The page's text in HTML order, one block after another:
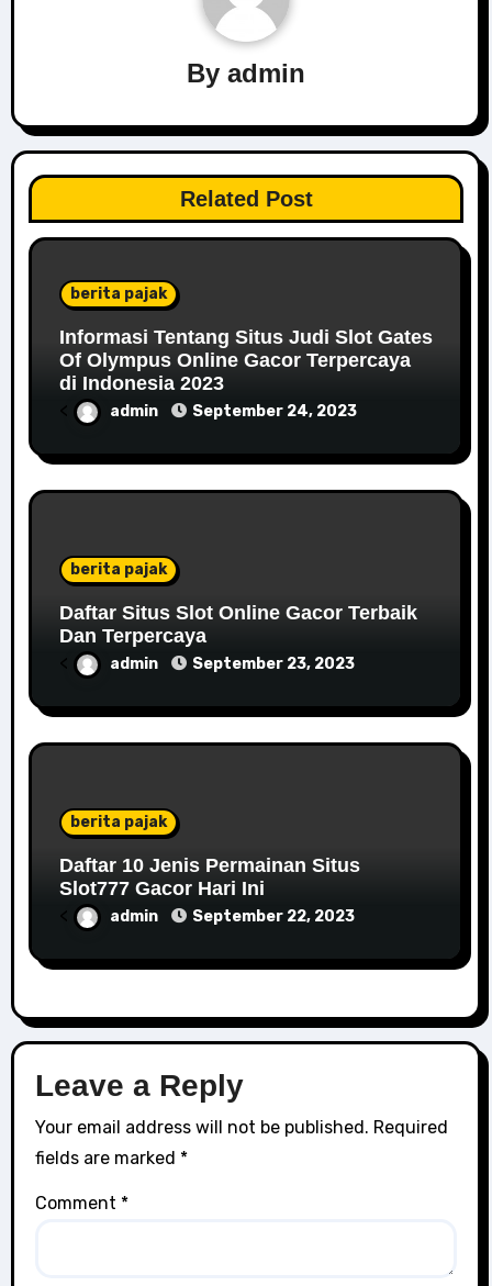
By admin
Related Post
berita pajak
Informasi Tentang Situs Judi Slot Gates
Of Olympus Online Gacor Terpercaya
di Indonesia 2023
< admin September 24, 2023
berita pajak
Daftar Situs Slot Online Gacor Terbaik
Dan Terpercaya
< admin September 23, 2023
berita pajak
Daftar 10 Jenis Permainan Situs
Slot777 Gacor Hari Ini
< admin September 22, 2023
Leave a Reply
Your email address will not be published. Required
fields are marked *
Comment *